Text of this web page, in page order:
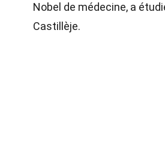
Nobel de médecine, a
Castillèje.